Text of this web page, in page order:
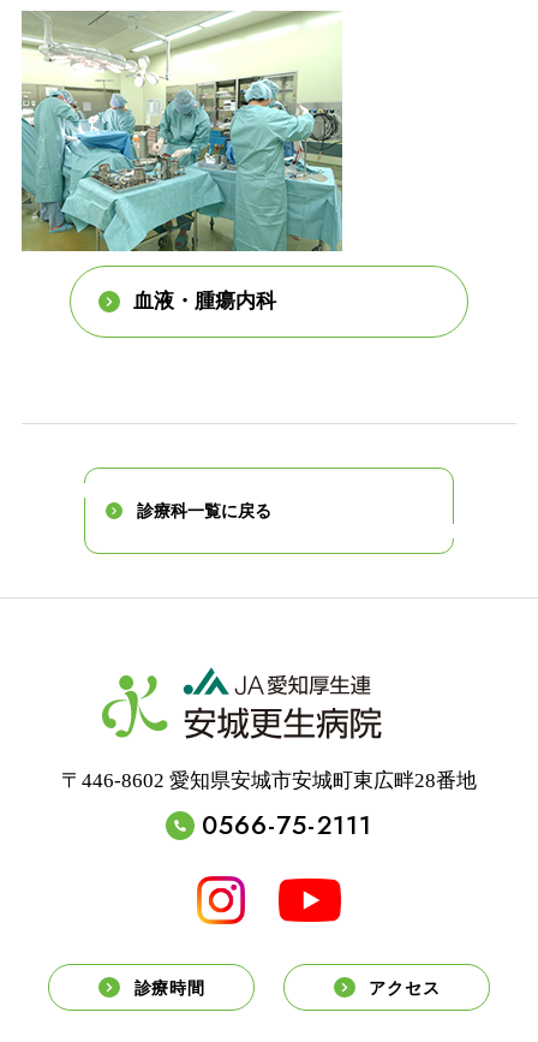
血液・腫瘍内科
診療科一覧に戻る
〒446-8602 愛知県安城市安城町東広畔28番地
0566-75-2111
診療時間 アクセス